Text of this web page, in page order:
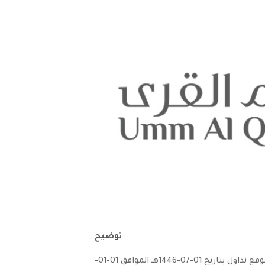
توضيح
إلحاقاً لإعلان الشركة المنشور على موقع تداول بتاريخ 01-07-1446هـ الموافق 01-01-